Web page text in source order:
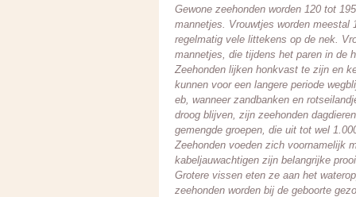
Gewone zeehonden worden 120 tot
mannetjes. Vrouwtjes worden
regelmatig vele littekens op de nek.
mannetjes, die tijdens het paren in de
Zeehonden lijken honkvast te zijn en
kunnen voor een langere periode
eb, wanneer zandbanken en
droog blijven, zijn zeehonden
gemengde groepen, die uit tot wel
Zeehonden voeden zich voornamelijk
kabeljauwachtigen zijn belangrijke
Grotere vissen eten ze aan het
zeehonden worden bij de geboorte